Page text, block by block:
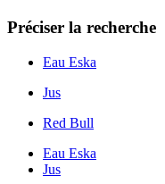
Préciser la recherche
Eau Eska
Jus
Red Bull
Eau Eska
Jus